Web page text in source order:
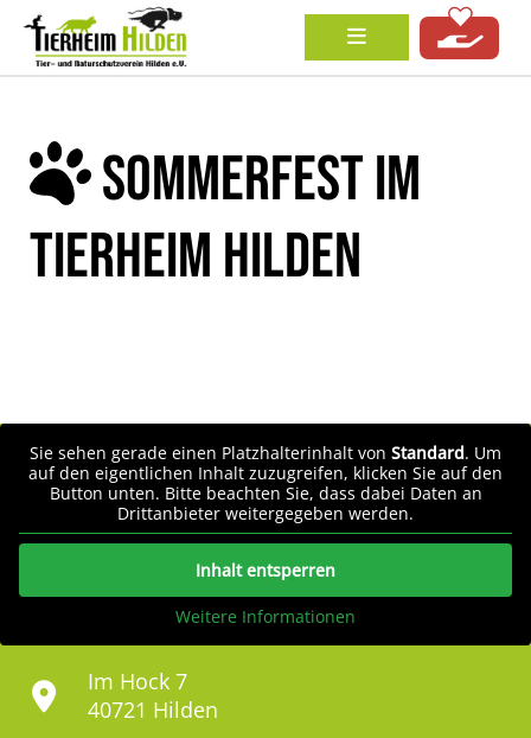
SOMMERFEST IM
TIERHEIM HILDEN
Sie sehen gerade einen Platzhalterinhalt von Standard. Um
auf den eigentlichen Inhalt zuzugreifen, klicken Sie auf den
Button unten. Bitte beachten Sie, dass dabei Daten an
Drittanbieter weitergegeben werden.
Inhalt entsperren
Weitere Informationen
Im Hock 7
40721 Hilden